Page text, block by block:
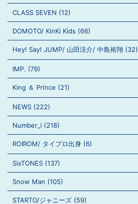
CLASS SEVEN (12)
DOMOTO/ KinKi Kids (66)
Hey! Say! JUMP/ 山田涼介/ 中島裕翔 (32)
IMP. (79)
King ＆ Prince (21)
NEWS (222)
Number_i (218)
ROIROM/ タイプロ出身 (6)
SixTONES (137)
Snow Man (105)
STARTO/ジャニーズ (59)